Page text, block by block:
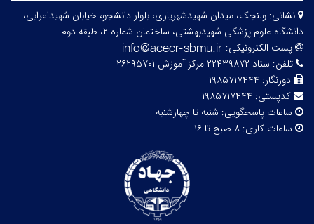
نشانی: ولنجک، میدان شهیدشهریاری، بلوار دانشجو، خیابان شهیداعرابی،
دانشگاه علوم پزشکی شهیدبهشتی، ساختمان شماره ۲، طبقه دوم
پست الکترونیکی:
تلفن: ستاد ۲۲۴۳۹۸۷۲ مرکز آموزش ۲۶۲۹۵۷۰۱
دورنگار: ۱۹۸۵۷۱۷۴۴۴
کدپستی: ۱۹۸۵۷۱۷۴۴۴
ساعات پاسخگویی: شنبه تا چهارشنبه
ساعات کاری: ۸ صبح تا ۱۶